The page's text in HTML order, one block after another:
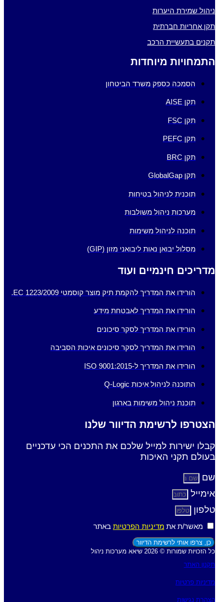
ניהול שמירת היערות
תקן אחריות חברתית
תקנים בתעשיית הרכב
התמחויות מיוחדות
הסמכה כספק משרד הביטחון
תקן AISE
תקן FSC
תקן PEFC
תקן BRC
תקן GlobalGap
תוכנית לניהול בטיחות
מערכות ניהול משולבות
תוכנה לניהול משימות
מסלול יבואן נאות ליבואני מזון (GIP)
מדריכים חינמיים ועוד
הורידו את המדריך להקמת תיק מוצר קוסמטי EC 1223/2009.
הורידו את המדריך לאבטחת מידע
הורידו את המדריך לסקר סיכונים
הורידו את המדריך לסקר סיכונים איכות הסביבה
הורידו את המדריך ל-ISO 9001:2015
התוכנה לניהול איכות Q-Logic
תוכנת ניהול משימות בארגון
הצטרפו לרשימת הדיוור שלנו
קבלו ישירות למייל שלכם את התכנים הכי עדכניים
בעולם תקני האיכות
שם
אימייל
טלפון
מאשר/ת את מדיניות הפרטיות באתר
כן, צרפו אותי לרשימת הדיוור
כל הזכויות שמורות © 2026 שיאא מערכות ניהול
תקנון האתר
מדיניות פרטיות
הצהרת נגישות